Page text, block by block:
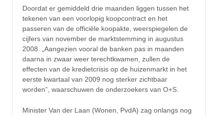
Doordat er gemiddeld drie maanden liggen tussen het
tekenen van een voorlopig koopcontract en het
passeren van de officiële koopakte, weerspiegelen de
cijfers van november de marktstemming in augustus
2008. „Aangezien vooral de banken pas in maanden
daarna in zwaar weer terechtkwamen, zullen de
effecten van de kredietcrisis op de huizenmarkt in het
eerste kwartaal van 2009 nog sterker zichtbaar
worden”, waarschuwen de onderzoekers van O+S.
Minister Van der Laan (Wonen, PvdA) zag onlangs nog